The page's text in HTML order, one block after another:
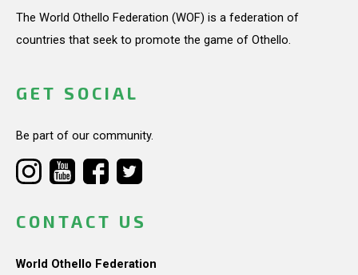
The World Othello Federation (WOF) is a federation of
countries that seek to promote the game of Othello.
GET SOCIAL
Be part of our community.
CONTACT US
World Othello Federation